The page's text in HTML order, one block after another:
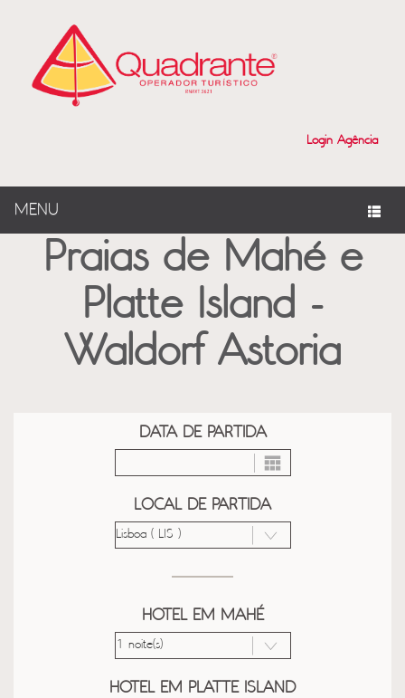
Login Agência
MENU
Praias de Mahé e
Platte Island -
Waldorf Astoria
DATA DE PARTIDA
LOCAL DE PARTIDA
HOTEL EM MAHÉ
HOTEL EM PLATTE ISLAND